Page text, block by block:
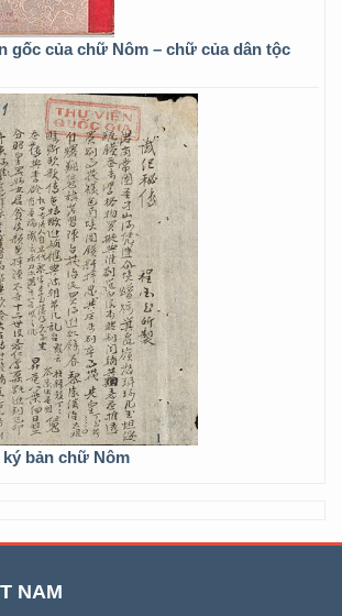
gốc của chữ Nôm – chữ của dân tộc
ký bản chữ Nôm
NAM